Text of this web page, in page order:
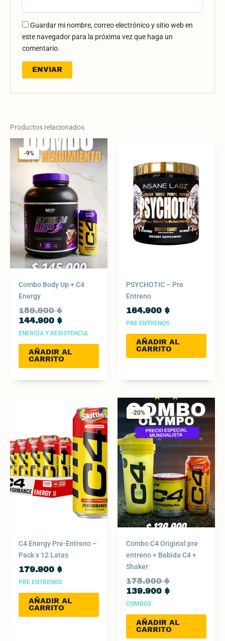
Guardar mi nombre, correo electrónico y sitio web en
este navegador para la próxima vez que haga un
comentario.
Productos relacionados
-9%
-9%
Combo Body Up + C4
Energy
159.900$
Original
price
was:
159.900 $.
144.900 $
Current
price
is:
144.900 $.
ENERGÍA Y RESISTENCIA
AÑADIR AL
CARRITO
PSYCHOTIC – Pre
Entreno
164.900 $
PRE ENTRENOS
AÑADIR AL
CARRITO
C4 Energy Pre-Entreno –
Pack x 12 Latas
179.900 $
PRE ENTRENOS
AÑADIR AL
CARRITO
-20%
-20%
Combo C4 Original pre
entreno + Bebida C4 +
Shaker
175.900$
Original
price
was:
175.900 $.
139.900 $
Current
price
is:
139.900 $.
COMBOS
AÑADIR AL
CARRITO